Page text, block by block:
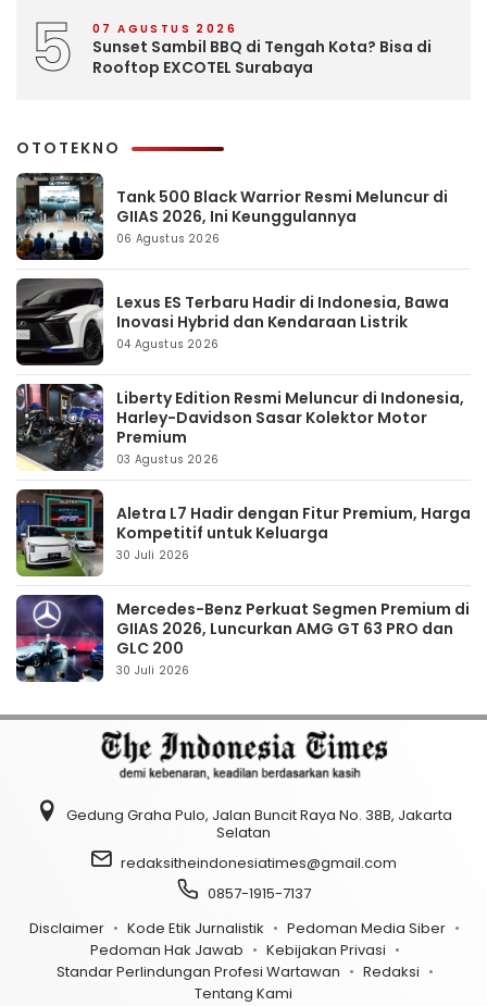
5 07 AGUSTUS 2026
Sunset Sambil BBQ di Tengah Kota? Bisa di
Rooftop EXCOTEL Surabaya
OTOTEKNO
Tank 500 Black Warrior Resmi Meluncur di
GIIAS 2026, Ini Keunggulannya
06 Agustus 2026
Lexus ES Terbaru Hadir di Indonesia, Bawa
Inovasi Hybrid dan Kendaraan Listrik
04 Agustus 2026
Liberty Edition Resmi Meluncur di Indonesia,
Harley-Davidson Sasar Kolektor Motor
Premium
03 Agustus 2026
Aletra L7 Hadir dengan Fitur Premium, Harga
Kompetitif untuk Keluarga
30 Juli 2026
Mercedes-Benz Perkuat Segmen Premium di
GIIAS 2026, Luncurkan AMG GT 63 PRO dan
GLC 200
30 Juli 2026
Gedung Graha Pulo, Jalan Buncit Raya No. 38B, Jakarta
Selatan
redaksitheindonesiatimes@gmail.com
0857-1915-7137
Disclaimer
Kode Etik Jurnalistik
Pedoman Media Siber
Pedoman Hak Jawab
Kebijakan Privasi
Standar Perlindungan Profesi Wartawan
Redaksi
Tentang Kami